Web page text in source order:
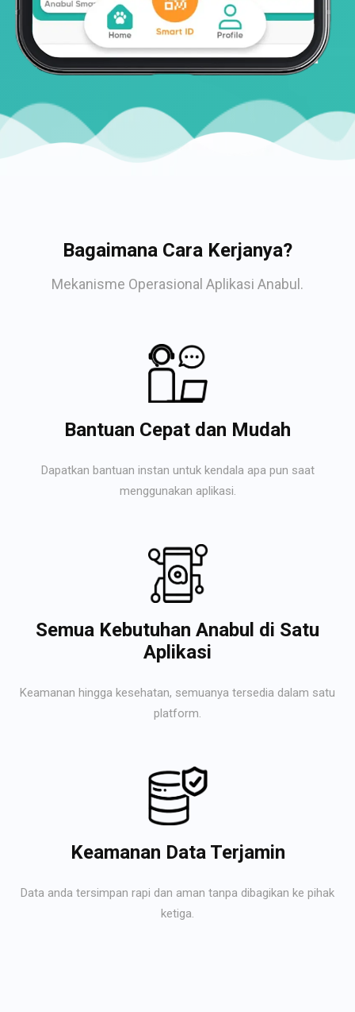
Bagaimana Cara Kerjanya?
Mekanisme Operasional Aplikasi Anabul.
Bantuan Cepat dan Mudah
Dapatkan bantuan instan untuk kendala apa pun saat
menggunakan aplikasi.
Semua Kebutuhan Anabul di Satu
Aplikasi
Keamanan hingga kesehatan, semuanya tersedia dalam satu
platform.
Keamanan Data Terjamin
Data anda tersimpan rapi dan aman tanpa dibagikan ke pihak
ketiga.